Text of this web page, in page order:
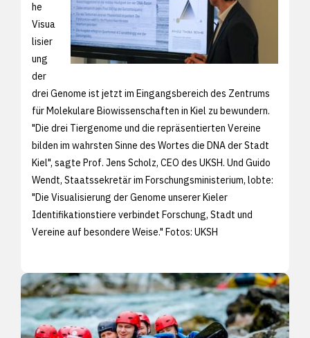
he
Visua
lisier
ung
der
drei Genome ist jetzt im Eingangsbereich des Zentrums
für Molekulare Biowissenschaften in Kiel zu bewundern.
"Die drei Tiergenome und die repräsentierten Vereine
bilden im wahrsten Sinne des Wortes die DNA der Stadt
Kiel", sagte Prof. Jens Scholz, CEO des UKSH. Und Guido
Wendt, Staatssekretär im Forschungsministerium, lobte:
"Die Visualisierung der Genome unserer Kieler
Identifikationstiere verbindet Forschung, Stadt und
Vereine auf besondere Weise." Fotos: UKSH